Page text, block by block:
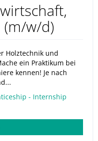
(m/w/d)
Holztechnik und
ein Praktikum bei
kennen! Je nach
- Internship